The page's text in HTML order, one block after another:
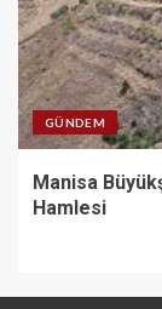
GÜNDEM
Manisa
Hamlesi